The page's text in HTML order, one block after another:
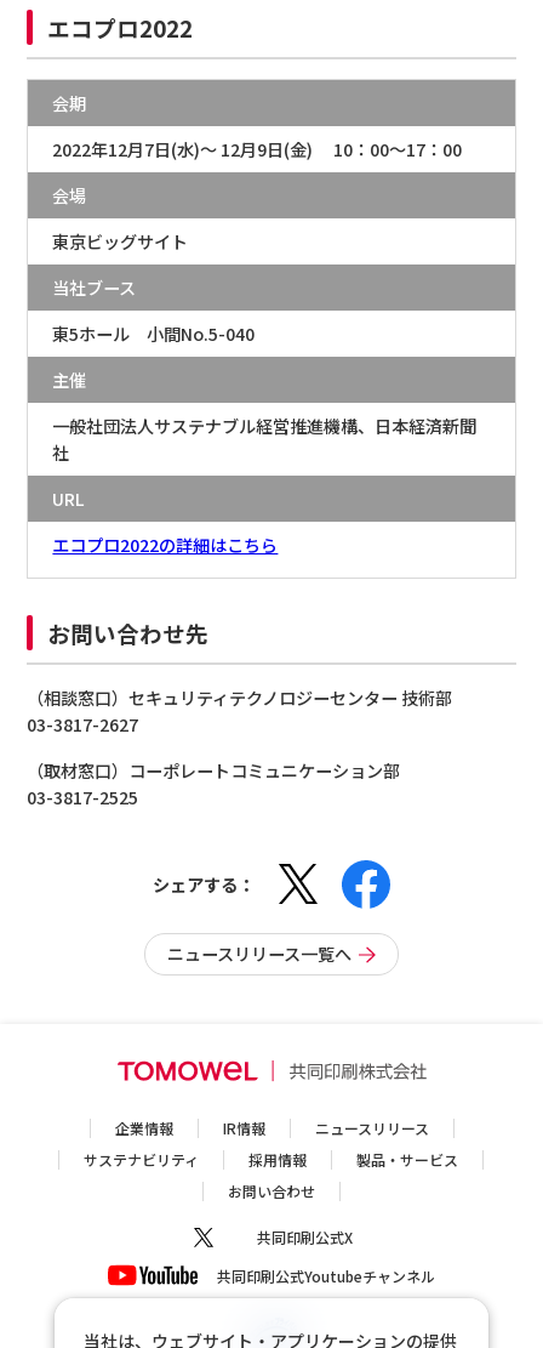
エコプロ2022
会期
2022年12月7日(水)～ 12月9日(金) 10：00～17：00
会場
東京ビッグサイト
当社ブース
東5ホール 小間No.5-040
主催
一般社団法人サステナブル経営推進機構、日本経済新聞
社
URL
エコプロ2022の詳細はこちら
お問い合わせ先
（相談窓口）セキュリティテクノロジーセンター 技術部
03-3817-2627
（取材窓口）コーポレートコミュニケーション部
03-3817-2525
シェアする：
ニュースリリース一覧へ
企業情報 IR情報
ニュースリリース
サステナビリティ
採用情報
製品・サービス
お問い合わせ
共同印刷公式X
共同印刷公式Youtubeチャンネル
当社は、ウェブサイト・アプリケーションの提供